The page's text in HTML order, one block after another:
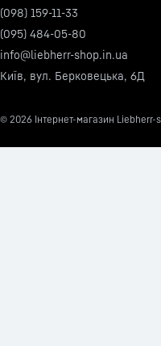
(098) 159-11-33
(095) 484-05-80
info@liebherr-shop.in.ua
Київ, вул. Берковецька, 6Д
© 2026 Інтернет-магазин Liebherr-